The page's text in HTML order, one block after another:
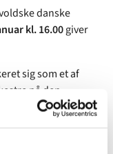
danske
kl. 16.00giver
sig som et af
på den
udadvendte og